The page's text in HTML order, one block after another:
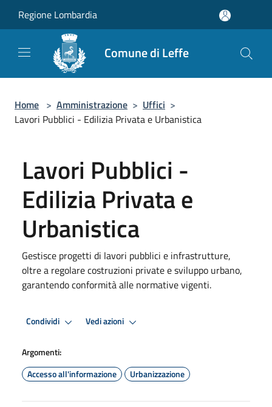
Regione Lombardia
Comune di Leffe
Home > Amministrazione > Uffici >
Lavori Pubblici - Edilizia Privata e Urbanistica
Lavori Pubblici -
Edilizia Privata e
Urbanistica
Gestisce progetti di lavori pubblici e infrastrutture,
oltre a regolare costruzioni private e sviluppo urbano,
garantendo conformità alle normative vigenti.
Condividi Vedi azioni
Argomenti:
Accesso all'informazione
Urbanizzazione